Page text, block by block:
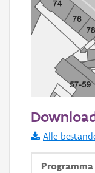
Informatie
i
Alle